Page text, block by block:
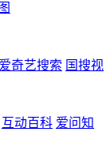
爱奇艺搜索 国搜视
互动百科 爱问知